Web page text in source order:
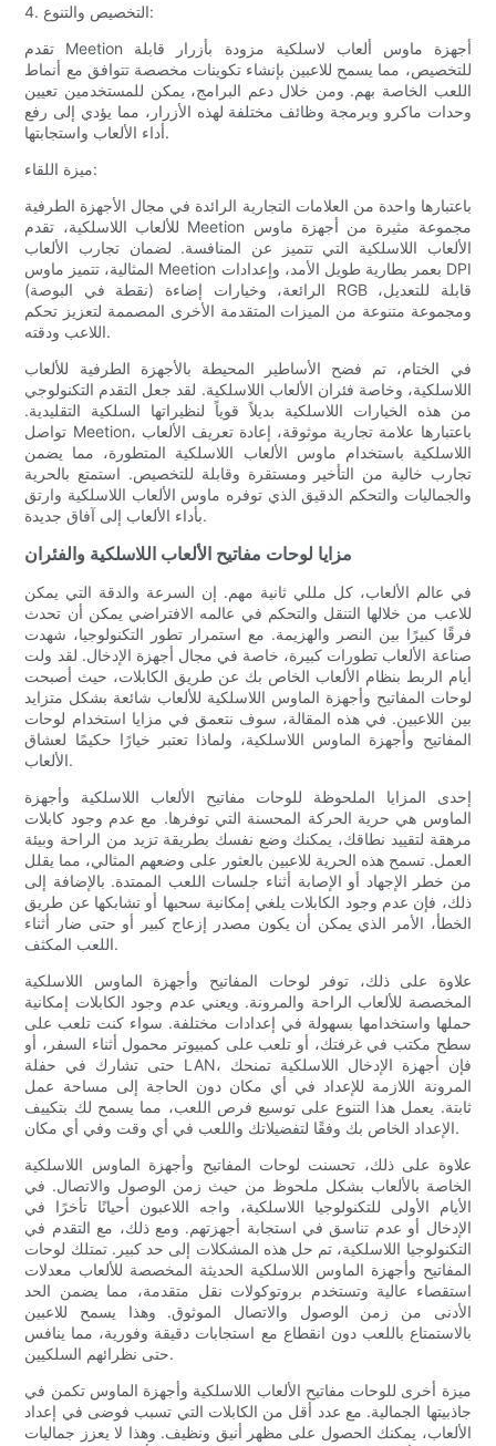
4. التخصيص والتنوع:
تقدم Meetion أجهزة ماوس ألعاب لاسلكية مزودة بأزرار قابلة
للتخصيص، مما يسمح للاعبين بإنشاء تكوينات مخصصة تتوافق مع أنماط
اللعب الخاصة بهم. ومن خلال دعم البرامج، يمكن للمستخدمين تعيين
وحدات ماكرو وبرمجة وظائف مختلفة لهذه الأزرار، مما يؤدي إلى رفع
أداء الألعاب واستجابتها.
ميزة اللقاء:
باعتبارها واحدة من العلامات التجارية الرائدة في مجال الأجهزة الطرفية
للألعاب اللاسلكية، تقدم Meetion مجموعة مثيرة من أجهزة ماوس
الألعاب اللاسلكية التي تتميز عن المنافسة. لضمان تجارب الألعاب
المثالية، تتميز ماوس Meetion بعمر بطارية طويل الأمد، وإعدادات DPI
(نقطة في البوصة) الرائعة، وخيارات إضاءة RGB قابلة للتعديل،
ومجموعة متنوعة من الميزات المتقدمة الأخرى المصممة لتعزيز تحكم
اللاعب ودقته.
في الختام، تم فضح الأساطير المحيطة بالأجهزة الطرفية للألعاب
اللاسلكية، وخاصة فئران الألعاب اللاسلكية. لقد جعل التقدم التكنولوجي
من هذه الخيارات اللاسلكية بديلاً قوياً لنظيراتها السلكية التقليدية.
تواصل Meetion، باعتبارها علامة تجارية موثوقة، إعادة تعريف الألعاب
اللاسلكية باستخدام ماوس الألعاب اللاسلكية المتطورة، مما يضمن
تجارب خالية من التأخير ومستقرة وقابلة للتخصيص. استمتع بالحرية
والجماليات والتحكم الدقيق الذي توفره ماوس الألعاب اللاسلكية وارتق
بأداء الألعاب إلى آفاق جديدة.
مزايا لوحات مفاتيح الألعاب اللاسلكية والفئران
في عالم الألعاب، كل مللي ثانية مهم. إن السرعة والدقة التي يمكن
للاعب من خلالها التنقل والتحكم في عالمه الافتراضي يمكن أن تحدث
فرقًا كبيرًا بين النصر والهزيمة. مع استمرار تطور التكنولوجيا، شهدت
صناعة الألعاب تطورات كبيرة، خاصة في مجال أجهزة الإدخال. لقد ولت
أيام الربط بنظام الألعاب الخاص بك عن طريق الكابلات، حيث أصبحت
لوحات المفاتيح وأجهزة الماوس اللاسلكية للألعاب شائعة بشكل متزايد
بين اللاعبين. في هذه المقالة، سوف نتعمق في مزايا استخدام لوحات
المفاتيح وأجهزة الماوس اللاسلكية، ولماذا تعتبر خيارًا حكيمًا لعشاق
الألعاب.
إحدى المزايا الملحوظة للوحات مفاتيح الألعاب اللاسلكية وأجهزة
الماوس هي حرية الحركة المحسنة التي توفرها. مع عدم وجود كابلات
مرهقة لتقييد نطاقك، يمكنك وضع نفسك بطريقة تزيد من الراحة وبيئة
العمل. تسمح هذه الحرية للاعبين بالعثور على وضعهم المثالي، مما يقلل
من خطر الإجهاد أو الإصابة أثناء جلسات اللعب الممتدة. بالإضافة إلى
ذلك، فإن عدم وجود الكابلات يلغي إمكانية سحبها أو تشابكها عن طريق
الخطأ، الأمر الذي يمكن أن يكون مصدر إزعاج كبير أو حتى ضار أثناء
اللعب المكثف.
علاوة على ذلك، توفر لوحات المفاتيح وأجهزة الماوس اللاسلكية
المخصصة للألعاب الراحة والمرونة. ويعني عدم وجود الكابلات إمكانية
حملها واستخدامها بسهولة في إعدادات مختلفة. سواء كنت تلعب على
سطح مكتب في غرفتك، أو تلعب على كمبيوتر محمول أثناء السفر، أو
حتى تشارك في حفلة LAN، فإن أجهزة الإدخال اللاسلكية تمنحك
المرونة اللازمة للإعداد في أي مكان دون الحاجة إلى مساحة عمل
ثابتة. يعمل هذا التنوع على توسيع فرص اللعب، مما يسمح لك بتكييف
الإعداد الخاص بك وفقًا لتفضيلاتك واللعب في أي وقت وفي أي مكان.
علاوة على ذلك، تحسنت لوحات المفاتيح وأجهزة الماوس اللاسلكية
الخاصة بالألعاب بشكل ملحوظ من حيث زمن الوصول والاتصال. في
الأيام الأولى للتكنولوجيا اللاسلكية، واجه اللاعبون أحيانًا تأخرًا في
الإدخال أو عدم تناسق في استجابة أجهزتهم. ومع ذلك، مع التقدم في
التكنولوجيا اللاسلكية، تم حل هذه المشكلات إلى حد كبير. تمتلك لوحات
المفاتيح وأجهزة الماوس اللاسلكية الحديثة المخصصة للألعاب معدلات
استقصاء عالية وتستخدم بروتوكولات نقل متقدمة، مما يضمن الحد
الأدنى من زمن الوصول والاتصال الموثوق. وهذا يسمح للاعبين
بالاستمتاع باللعب دون انقطاع مع استجابات دقيقة وفورية، مما ينافس
حتى نظرائهم السلكيين.
ميزة أخرى للوحات مفاتيح الألعاب اللاسلكية وأجهزة الماوس تكمن في
جاذبيتها الجمالية. مع عدد أقل من الكابلات التي تسبب فوضى في إعداد
الألعاب، يمكنك الحصول على مظهر أنيق ونظيف. وهذا لا يعزز جماليات